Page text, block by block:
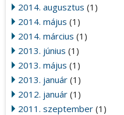
2014. augusztus (1)
2014. május (1)
2014. március (1)
2013. június (1)
2013. május (1)
2013. január (1)
2012. január (1)
2011. szeptember (1)